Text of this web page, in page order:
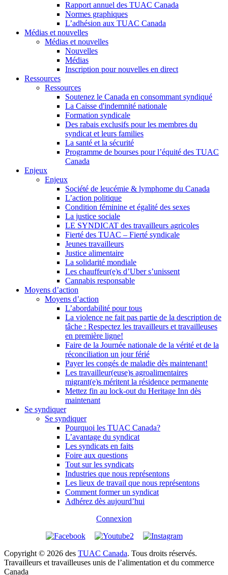
Rapport annuel des TUAC Canada
Normes graphiques
L’adhésion aux TUAC Canada
Médias et nouvelles
Médias et nouvelles
Nouvelles
Médias
Inscription pour nouvelles en direct
Ressources
Ressources
Soutenez le Canada en consommant syndiqué
La Caisse d'indemnité nationale
Formation syndicale
Des rabais exclusifs pour les membres du
syndicat et leurs families
La santé et la sécurité
Programme de bourses pour l’équité des TUAC
Canada
Enjeux
Enjeux
Société de leucémie & lymphome du Canada
L’action politique
Condition féminine et égalité des sexes
La justice sociale
LE SYNDICAT des travailleurs agricoles
Fierté des TUAC – Fierté syndicale
Jeunes travailleurs
Justice alimentaire
La solidarité mondiale
Les chauffeur(e)s d’Uber s’unissent
Cannabis responsable
Moyens d’action
Moyens d’action
L’abordabilité pour tous
La violence ne fait pas partie de la description de
tâche : Respectez les travailleurs et travailleuses
en première ligne!
Faire de la Journée nationale de la vérité et de la
réconciliation un jour férié
Payer les congés de maladie dès maintenant!
Les travailleur(euse)s agroalimentaires
migrant(e)s méritent la résidence permanente
Mettez fin au lock-out du Heritage Inn dès
maintenant
Se syndiquer
Se syndiquer
Pourquoi les TUAC Canada?
L’avantage du syndicat
Les syndicats en faits
Foire aux questions
Tout sur les syndicats
Industries que nous représentons
Les lieux de travail que nous représentons
Comment former un syndicat
Adhérez dès aujourd’hui
Connexion
Copyright © 2026 des TUAC Canada. Tous droits réservés.
Travailleurs et travailleuses unis de l’alimentation et du commerce
Canada